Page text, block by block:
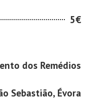
5€
dos Remédios
Sebastião, Évora